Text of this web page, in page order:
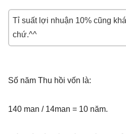
Tỉ suất lợi nhuận 10% cũng
chứ.^^
Số năm Thu hồi vốn là:
140 man / 14man = 10 năm.